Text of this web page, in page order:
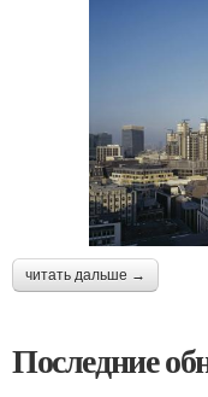
читать дальше →
Последние